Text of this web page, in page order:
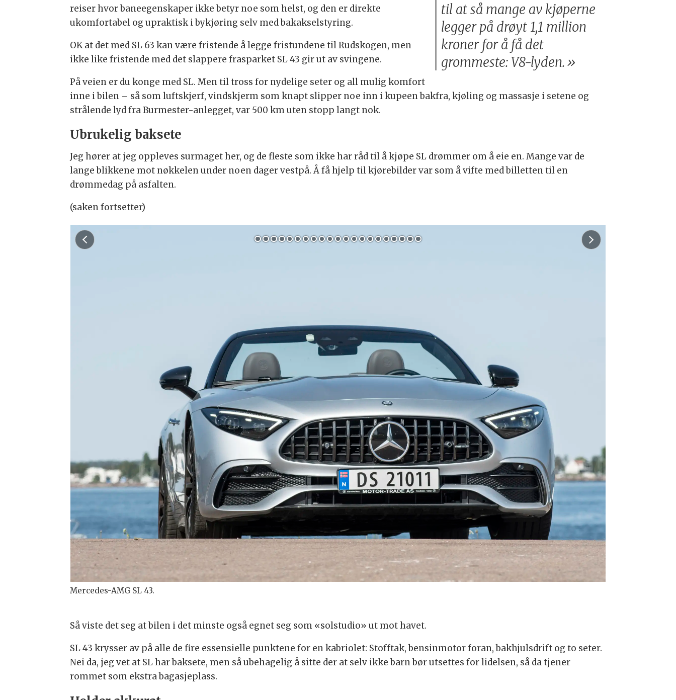
til at så mange av kjøperne
legger på drøyt 1,1 million
kroner for å få det
grommeste: V8-lyden.»
reiser hvor baneegenskaper ikke betyr noe som helst, og den er direkte
ukomfortabel og upraktisk i bykjøring selv med bakakselstyring.
OK at det med SL 63 kan være fristende å legge fristundene til Rudskogen, men
ikke like fristende med det slappere frasparket SL 43 gir ut av svingene.
På veien er du konge med SL. Men til tross for nydelige seter og all mulig komfort
inne i bilen – så som luftskjerf, vindskjerm som knapt slipper noe inn i kupeen bakfra, kjøling og massasje i setene og
strålende lyd fra Burmester-anlegget, var 500 km uten stopp langt nok.
Ubrukelig baksete
Jeg hører at jeg oppleves surmaget her, og de fleste som ikke har råd til å kjøpe SL drømmer om å eie en. Mange var de
lange blikkene mot nøkkelen under noen dager vestpå. Å få hjelp til kjørebilder var som å vifte med billetten til en
drømmedag på asfalten.
(saken fortsetter)
Mercedes-AMG SL 43.
Så viste det seg at bilen i det minste også egnet seg som «solstudio» ut mot havet.
SL 43 krysser av på alle de fire essensielle punktene for en kabriolet: Stofftak, bensinmotor foran, bakhjulsdrift og to seter.
Nei da, jeg vet at SL har baksete, men så ubehagelig å sitte der at selv ikke barn bør utsettes for lidelsen, så da tjener
rommet som ekstra bagasjeplass.